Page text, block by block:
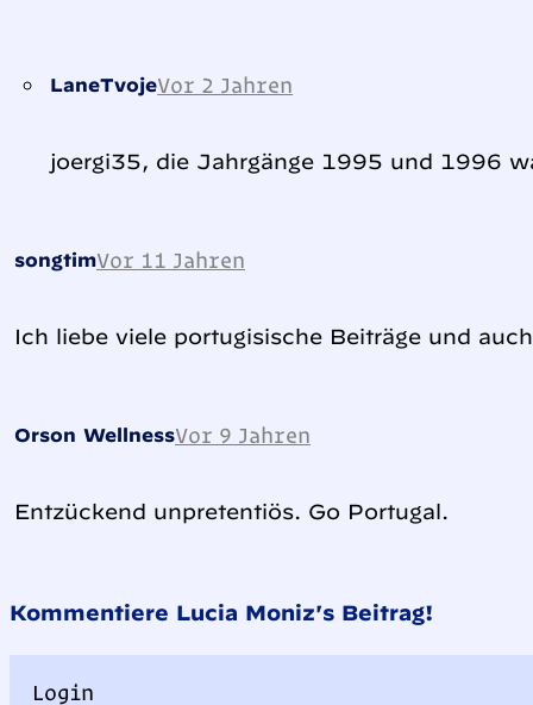
LaneTvojeVor 2 Jahren
joergi35, die Jahrgänge 1995 und 1996
songtimVor 11 Jahren
Ich liebe viele portugisische Beiträge und
Orson WellnessVor 9 Jahren
Entzückend unpretentiös. Go Portugal.
Kommentiere Lucia Moniz's Beitrag!
Login